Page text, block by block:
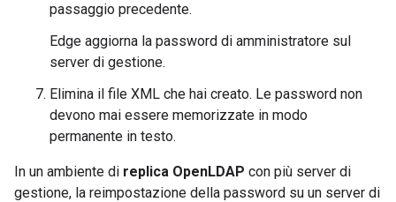
passaggio precedente.
Edge aggiorna la password di amministratore sul
server di gestione.
Elimina il file XML che hai creato. Le password non
devono mai essere memorizzate in modo
permanente in testo.
In un ambiente di replica OpenLDAP con più server di
gestione, la reimpostazione della password su un server di